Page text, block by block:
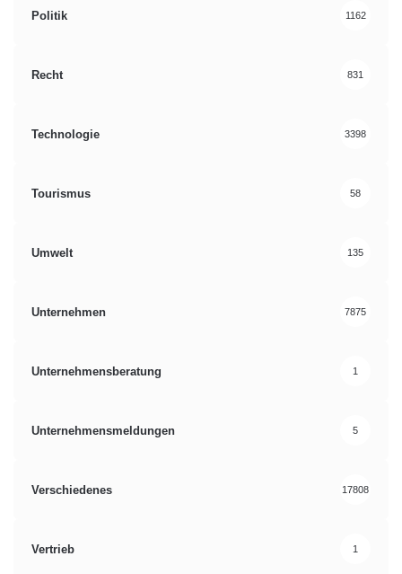
Politik 1162
Recht 831
Technologie 3398
Tourismus 58
Umwelt 135
Unternehmen 7875
Unternehmensberatung 1
Unternehmensmeldungen 5
Verschiedenes 17808
Vertrieb 1